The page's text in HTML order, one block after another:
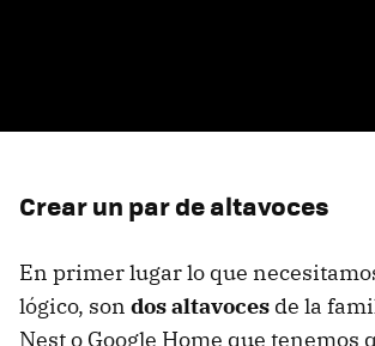
Crear un par de altavoces
En primer lugar lo que
lógico, son dos altavoces de la
Nest o Google Home que tenemos